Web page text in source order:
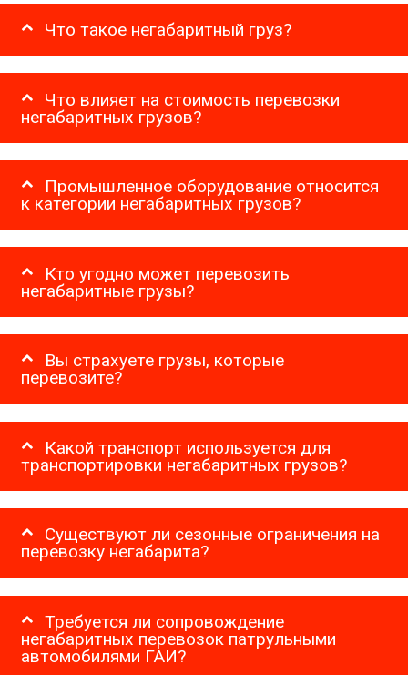
Что такое негабаритный груз?
Что влияет на стоимость перевозки
негабаритных грузов?
Промышленное оборудование относится
к категории негабаритных грузов?
Кто угодно может перевозить
негабаритные грузы?
Вы страхуете грузы, которые
перевозите?
Какой транспорт используется для
транспортировки негабаритных грузов?
Существуют ли сезонные ограничения на
перевозку негабарита?
Требуется ли сопровождение
негабаритных перевозок патрульными
автомобилями ГАИ?